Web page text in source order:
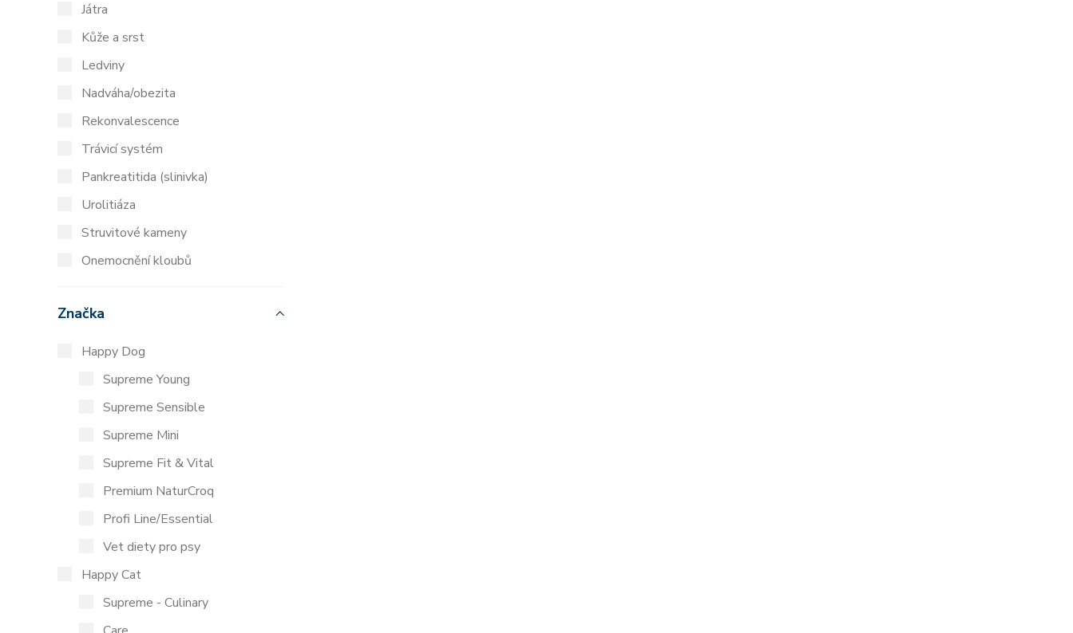
Játra
Kůže a srst
Ledviny
Nadváha/obezita
Rekonvalescence
Trávicí systém
Pankreatitida (slinivka)
Urolitiáza
Struvitové kameny
Onemocnění kloubů
Značka
Happy Dog
Supreme Young
Supreme Sensible
Supreme Mini
Supreme Fit & Vital
Premium NaturCroq
Profi Line/Essential
Vet diety pro psy
Happy Cat
Supreme - Culinary